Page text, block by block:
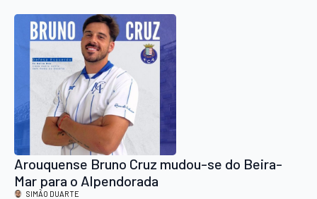
Arouquense Bruno Cruz mudou-se do Beira-
Mar para o Alpendorada
SIMÃO DUARTE